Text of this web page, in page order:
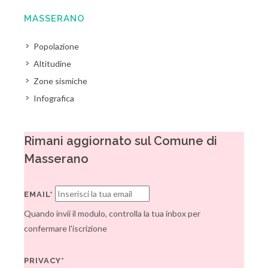
MASSERANO
Popolazione
Altitudine
Zone sismiche
Infografica
Rimani aggiornato sul Comune di
Masserano
EMAIL*
Quando invii il modulo, controlla la tua inbox per
confermare l'iscrizione
PRIVACY*